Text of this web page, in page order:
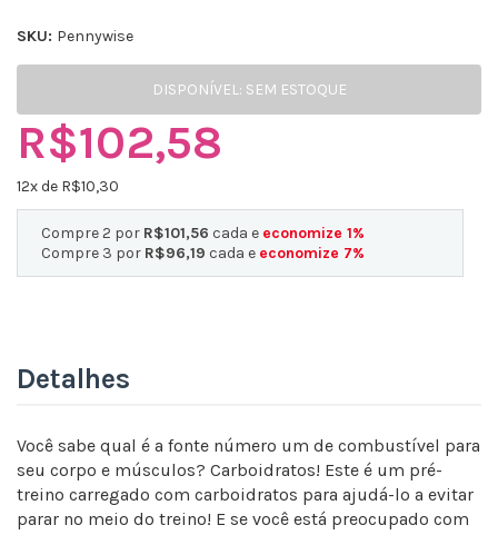
SKU: Pennywise
DISPONÍVEL: SEM ESTOQUE
R$102,58
12x de R$10,30
Compre 2 por R$101,56 cada e economize 1%
Compre 3 por R$96,19 cada e economize 7%
Detalhes
Você sabe qual é a fonte número um de combustível para
seu corpo e músculos? Carboidratos! Este é um pré-
treino carregado com carboidratos para ajudá-lo a evitar
parar no meio do treino! E se você está preocupado com